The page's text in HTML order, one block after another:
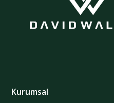
Kurumsal